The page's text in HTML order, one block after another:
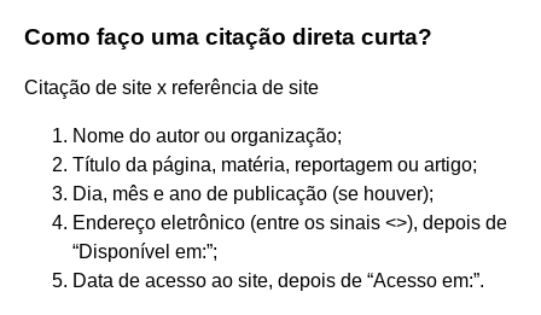
Como faço uma citação direta curta?
Citação de site x referência de site
Nome do autor ou organização;
Título da página, matéria, reportagem ou artigo;
Dia, mês e ano de publicação (se houver);
Endereço eletrônico (entre os sinais <>), depois de
“Disponível em:”;
Data de acesso ao site, depois de “Acesso em:”.